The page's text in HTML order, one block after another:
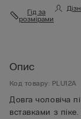
Гід за
розмірами
Опис
Код товару: PLU12A
Довга чоловіча
вставками з